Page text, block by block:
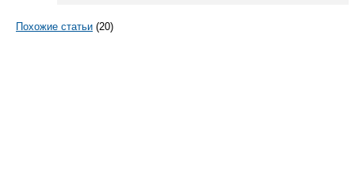
Похожие статьи (20)